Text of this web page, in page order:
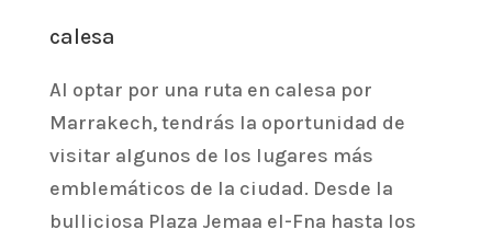
calesa
Al optar por una ruta en calesa por
Marrakech, tendrás la oportunidad de
visitar algunos de los lugares más
emblemáticos de la ciudad. Desde la
bulliciosa Plaza Jemaa el-Fna hasta los